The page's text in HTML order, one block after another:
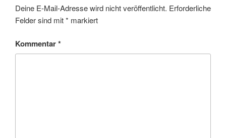
Deine E-Mail-Adresse wird nicht veröffentlicht. Erforderliche
Felder sind mit* markiert
Kommentar*